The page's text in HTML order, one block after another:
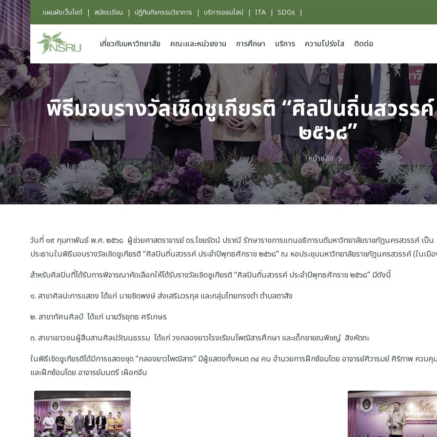
แผนผังเว็บไซต์ | สมัครเรียน | ปฏิทินกิจกรรมวิชาการ | บริการออนไลน์| ITA | SDGs |
เกี่ยวกับมหาวิทยาลัย คณะและหน่วยงาน การศึกษา บริการ ความโปร่งใส ติดต่อ
พิธีมอบรางวัลเชิดชูเกียรติ “ศิลปินถิ่นสวรร
๒๕๖๘”
หน้าหลัก
วันที่ ๑๙ กุมภาพันธ์ พ.ศ. ๒๕๖๘ ผู้ช่วยศาสตราจารย์ ดร.ไชยรัตน์ ปราณี รักษาราชการแทนอธิการบดีมหาวิทยาลัยราชภัฏนครสวรรค์ เป็น
ประธานในพิธีมอบรางวัลเชิดชูเกียรติ “ศิลปินถิ่นสวรรค์ ประจำปีพุทธศักราช ๒๕๖๘” ณ หอประชุมมหาวิทยาลัยราชภัฏนครสวรรค์ (ในเมื
สำหรับศิลปินที่ได้รับการพิจารณาคัดเลือกให้ได้รับรางวัลเชิดชูเกียรติ “ศิลปินถิ่นสวรรค์ ประจำปีพุทธศักราช ๒๕๖๘” มีดังนี้
๑. สาขาศิลปะการแสดง ได้แก่ นายชิดพงษ์ ส่งเสริมวรกุล และกลุ่มไทยทรงดำ ตำบลตาสัง
๒. สาขาทัศนศิลป์ ได้แก่ นายวีรยุทธ ศรีเกษร
๓. สาขาเยาวชนผู้สืบสานศิลปวัฒนธรรม ได้แก่ วงกลองยาวโรงเรียนโพฒิสารศึกษา และเด็กชายณพิชญ์ สิงหัตถะ
ในพิธีเชิดชูเกียรติได้มีการแสดงชุด “กลองยาวโพฒิสาร” มีผู้แสดงทั้งหมด ๓๔ คน อำนวยการฝึกซ้อมโดย อาจารย์ศิวารมย์ ศิริภาพ ควบคุ
และฝึกซ้อมโดย อาจารย์มนตรี เผือกจีน